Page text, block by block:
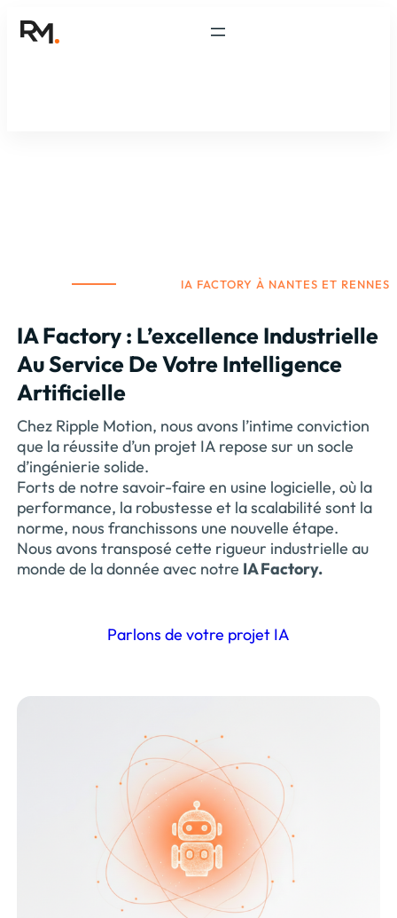
IA FACTORY À NANTES ET RENNES
IA Factory : L’excellence Industrielle
Au Service De Votre Intelligence
Artificielle
Chez Ripple Motion, nous avons l’intime conviction
que la réussite d’un projet IA repose sur un socle
d’ingénierie solide.
Forts de notre savoir-faire en usine logicielle, où la
performance, la robustesse et la scalabilité sont la
norme, nous franchissons une nouvelle étape.
Nous avons transposé cette rigueur industrielle au
monde de la donnée avec notre IA Factory.
Parlons de votre projet IA